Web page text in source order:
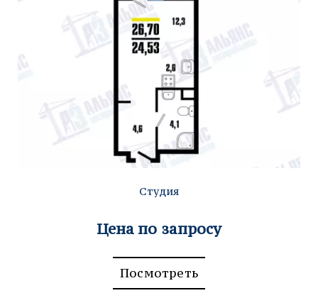
Студия
Цена по запросу
Посмотреть